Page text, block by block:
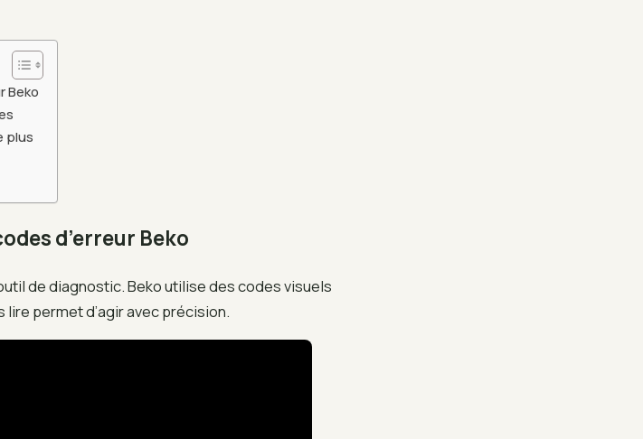
Beko
plus
d’erreur Beko
de diagnostic. Beko utilise des codes visuels
lire permet d’agir avec précision.